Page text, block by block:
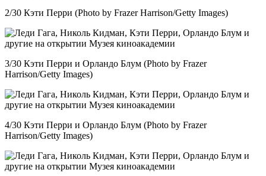
2/30 Кэти Перри (Photo by Frazer Harrison/Getty Images)
3/30 Кэти Перри и Орландо Блум (Photo by Frazer
Harrison/Getty Images)
4/30 Кэти Перри и Орландо Блум (Photo by Frazer
Harrison/Getty Images)